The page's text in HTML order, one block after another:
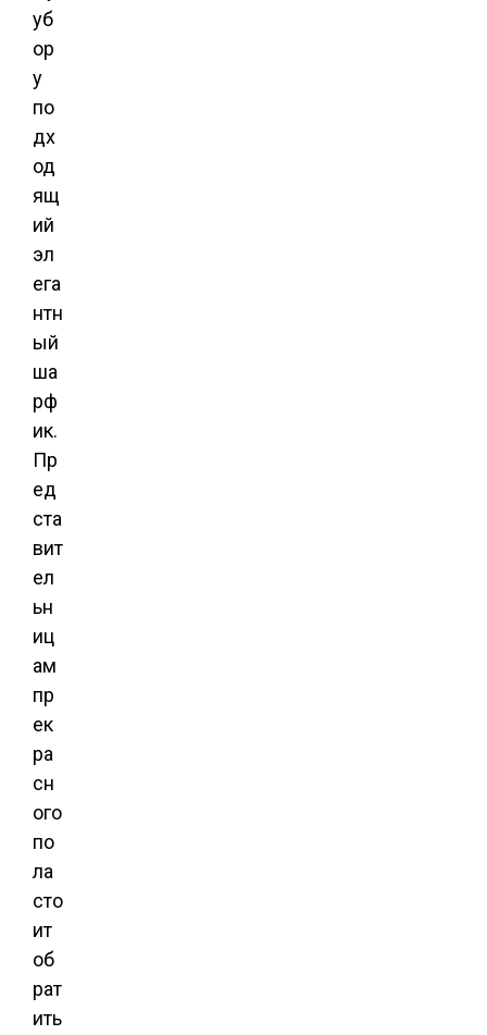
уб
ор
у
по
дх
од
ящ
ий
эл
ега
нтн
ый
ша
рф
ик.
Пр
ед
ста
вит
ел
ьн
иц
ам
пр
ек
ра
сн
ого
по
ла
сто
ит
об
рат
ить